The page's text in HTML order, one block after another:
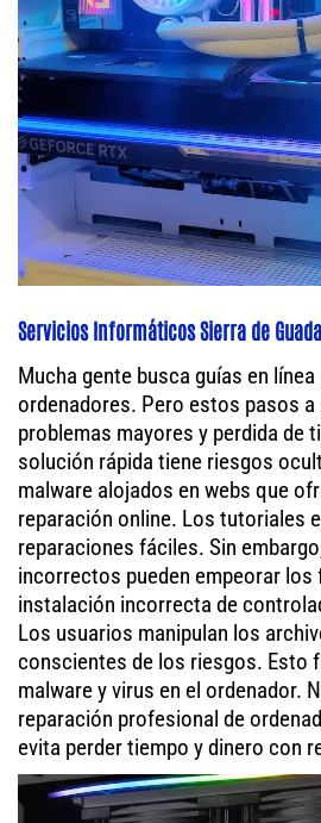
Servicios Informáticos Sierra de
Mucha gente busca guías en
ordenadores. Pero estos pasos a
problemas mayores y perdida de
solución rápida tiene riesgos
malware alojados en webs que
reparación online. Los tutoriales
reparaciones fáciles. Sin
incorrectos pueden empeorar
instalación incorrecta de
Los usuarios manipulan los
conscientes de los riesgos. Esto
malware y virus en el ordenador.
reparación profesional de
evita perder tiempo y dinero con